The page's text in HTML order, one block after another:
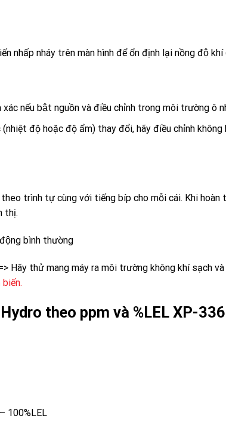
nhấp nháy trên màn hình để ổn định lại nồng độ khí
nếu bật nguồn và điều chỉnh trong môi trường ô
độ hoặc độ ẩm) thay đổi, hãy điều chỉnh
theo trình tự cùng với tiếng bíp cho mỗi cái. Khi
thị.
bình thường
Hãy thử mang máy ra môi trường không khí sạch
theo ppm và %LEL XP-